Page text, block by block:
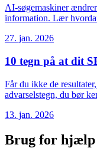
AI-søgemaskiner
information. Lær
27. jan. 2026
10 tegn på at dit
Får du ikke de
advarselstegn, du bør
13. jan. 2026
Brug for hjælp